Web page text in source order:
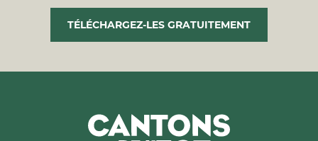
TÉLÉCHARGEZ-LES GRATUITEMENT